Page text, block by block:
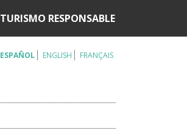
TURISMO RESPONSABLE
ESPAÑOL ENGLISH FRANÇAIS